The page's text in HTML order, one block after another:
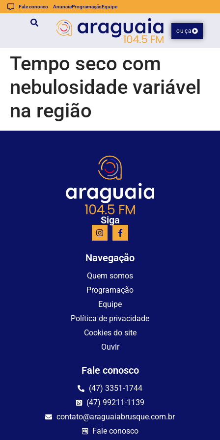
Fale conosco AnuncieProgramaçãoEquipe
ouça
Tempo seco com
nebulosidade variável
na região
Siga
Navegação
Quem somos
Programação
Equipe
Política de privacidade
Cookies do site
Ouvir
Fale conosco
(47) 3351-1744
(47) 99211-1139
contato@araguaiabrusque.com.br
Fale conosco